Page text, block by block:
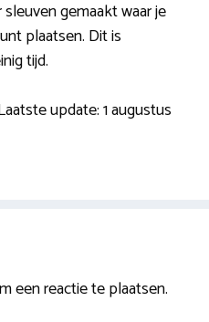
gemaakt waar je
plaatsen. Dit is
tijd.
update: 1 augustus
een reactie te plaatsen.